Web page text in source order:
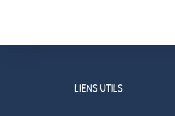
LIENS UTILS